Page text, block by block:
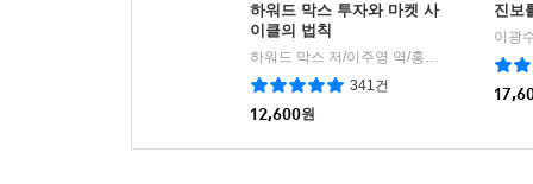
하워드 막스 투자와 마켓 사
이클의 법칙
하워드 막스 저/이주영 역/홍춘욱 감수
비즈
341건
12,600원
진보
이광